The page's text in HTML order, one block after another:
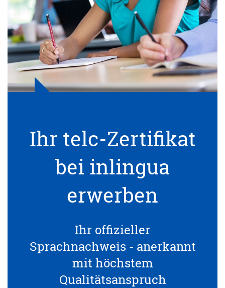
Ihr telc-Zertifikat
bei inlingua
erwerben
Ihr offizieller
Sprachnachweis - anerkannt
mit höchstem
Qualitätsanspruch